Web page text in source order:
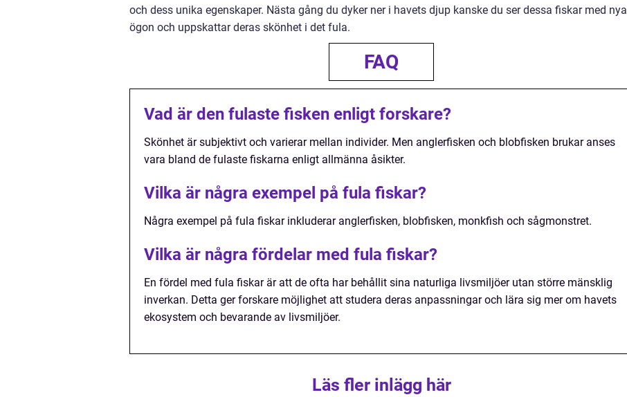
och dess unika egenskaper. Nästa gång du dyker ner i havets djup kanske du ser dessa fiskar med nya
ögon och uppskattar deras skönhet i det fula.
FAQ
Vad är den fulaste fisken enligt forskare?
Skönhet är subjektivt och varierar mellan individer. Men anglerfisken och blobfisken brukar anses
vara bland de fulaste fiskarna enligt allmänna åsikter.
Vilka är några exempel på fula fiskar?
Några exempel på fula fiskar inkluderar anglerfisken, blobfisken, monkfish och sågmonstret.
Vilka är några fördelar med fula fiskar?
En fördel med fula fiskar är att de ofta har behållit sina naturliga livsmiljöer utan större mänsklig
inverkan. Detta ger forskare möjlighet att studera deras anpassningar och lära sig mer om havets
ekosystem och bevarande av livsmiljöer.
Läs fler inlägg här